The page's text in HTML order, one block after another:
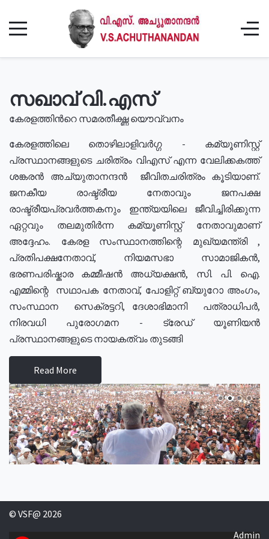
സഖാവ് വി.എസ്
കേരളത്തിൻറെ സമരതീക്ഷ്ണ യൌവ്വനം
കേരളത്തിലെ തൊഴിലാളിവർഗ്ഗ - കമ്യൂണിസ്റ്റ്
പ്രസ്ഥാനങ്ങളുടെ ചരിത്രം വിഎസ് എന്ന വേലിക്കകത്ത്
ശങ്കരൻ അച്യുതാനന്ദൻ ജീവിതചരിത്രം കൂടിയാണ്.
ജനകീയ രാഷ്ട്രീയ നേതാവും ജനപക്ഷ
രാഷ്ട്രീയപ്രവർത്തകനും ഇന്ത്യയിലെ ജീവിച്ചിരിക്കുന്ന
ഏറ്റവും തലമുതിർന്ന കമ്യൂണിസ്റ്റ് നേതാവുമാണ്
അദ്ദേഹം. കേരള സംസ്ഥാനത്തിന്റെ മുഖ്യമന്ത്രി ,
പ്രതിപക്ഷനേതാവ്, നിയമസഭാ സാമാജികൻ,
ഭരണപരിഷ്കാര കമ്മീഷൻ അധ്യക്ഷൻ, സി. പി. ഐ.
എമ്മിന്റെ സഥാപക നേതാവ്, പോളിറ്റ് ബ്യുറോ അംഗം,
സംസ്ഥാന സെക്രട്ടറി, ദേശാഭിമാനി പത്രാധിപർ,
നിരവധി പുരോഗമന - ട്രേഡ് യൂണിയൻ
പ്രസ്ഥാനങ്ങളുടെ നായകത്വം തുടങ്ങി
Read More
© VSF@ 2026
Admin